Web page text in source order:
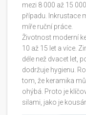
mezi 8 000 až 15
případu. Inkrustace
míře ruční práce.
Životnost moderní
10 až 15 let a více.
déle než dvacet let,
dodržuje hygienu.
tom, že keramika
ohýbá. Proto je
silami, jako je